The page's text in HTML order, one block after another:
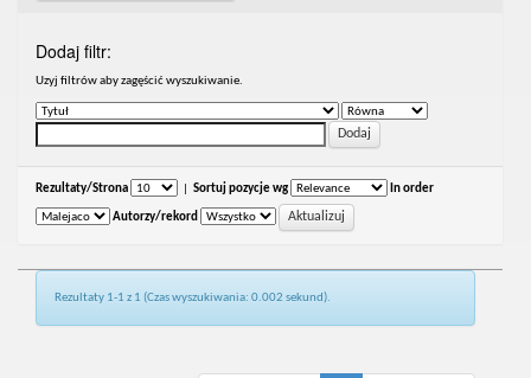
Dodaj filtr:
Uzyj filtrów aby zagęścić wyszukiwanie.
Rezultaty/Strona Sortuj pozycje wg In order
Autorzy/rekord
Rezultaty 1-1 z 1 (Czas wyszukiwania: 0.002 sekund).